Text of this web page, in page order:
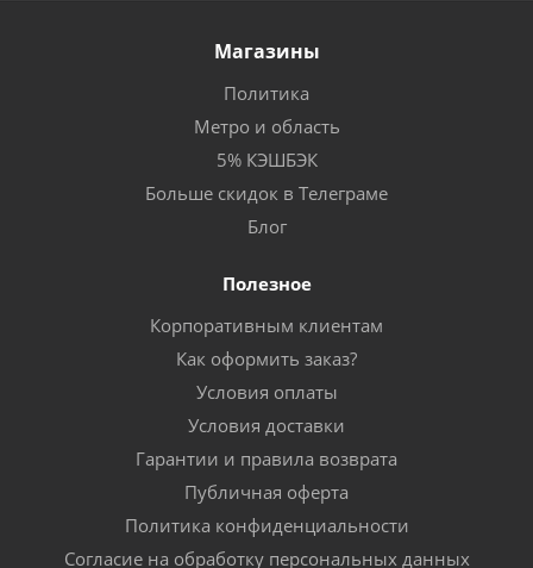
Магазины
Политика
Метро и область
5% КЭШБЭК
Больше скидок в Телеграме
Блог
Полезное
Корпоративным клиентам
Как оформить заказ?
Условия оплаты
Условия доставки
Гарантии и правила возврата
Публичная оферта
Политика конфиденциальности
Согласие на обработку персональных данных